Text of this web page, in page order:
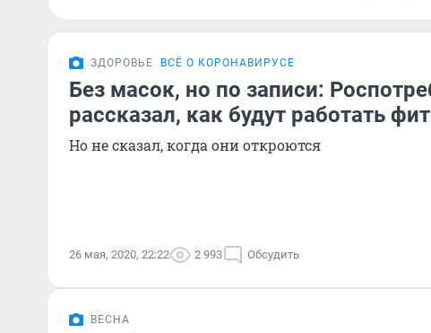
ЗДОРОВЬЕ ВСЁ О КОРОНАВИРУСЕ
Без масок, но по записи:
рассказал, как будут работать
Но не сказал, когда они откроются
26 мая, 2020, 22:22 2 993 Обсудить
ВЕСНА